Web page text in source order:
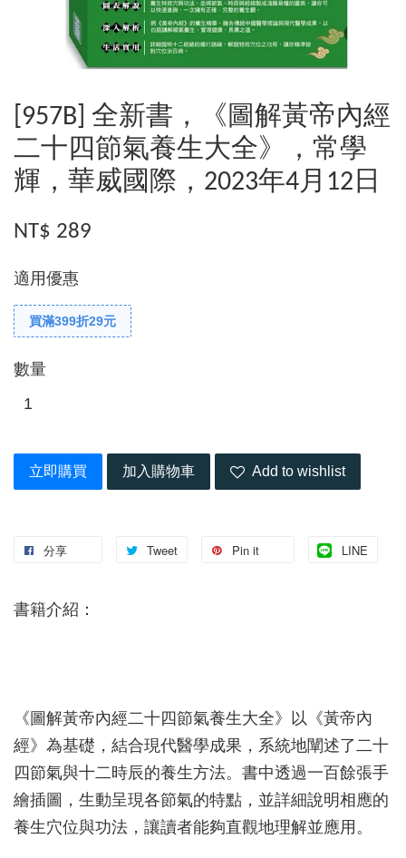
[957B] 全新書，《圖解黃帝內經
二十四節氣養生大全》，常學
輝，華威國際，2023年4月12日
NT$ 289
適用優惠
買滿399折29元
數量
立即購買 加入購物車 Add to wishlist
分享 Tweet Pin it LINE
書籍介紹：
《圖解黃帝內經二十四節氣養生大全》以《黃帝內
經》為基礎，結合現代醫學成果，系統地闡述了二十
四節氣與十二時辰的養生方法。書中透過一百餘張手
繪插圖，生動呈現各節氣的特點，並詳細說明相應的
養生穴位與功法，讓讀者能夠直觀地理解並應用。